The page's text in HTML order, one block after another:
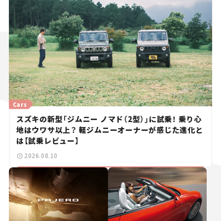
スズキの新型「ジムニー ノマド（2型）」に試乗！ 乗り心
地はウワサ以上？ 軽ジムニーオーナーが感じた進化と
は【試乗レビュー】
Cars
2026.08.10